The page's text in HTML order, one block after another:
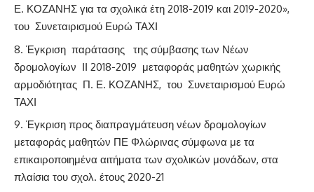
Ε. ΚΟΖΑΝΗΣ για τα σχολικά έτη 2018-2019 και 2019-2020»,
του Συνεταιρισμού Ευρώ ΤΑΧΙ
Έγκριση παράτασης της σύμβασης των Νέων
δρομολογίων ΙΙ 2018-2019 μεταφοράς μαθητών χωρικής
αρμοδιότητας Π. Ε. ΚΟΖΑΝΗΣ, του Συνεταιρισμού Ευρώ
ΤΑΧΙ
Έγκριση προς διαπραγμάτευση νέων δρομολογίων
μεταφοράς μαθητών ΠΕ Φλώρινας σύμφωνα με τα
επικαιροποιημένα αιτήματα των σχολικών μονάδων, στα
πλαίσια του σχολ. έτους 2020-21